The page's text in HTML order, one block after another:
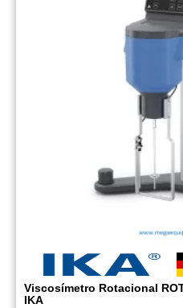
Viscosímetro Rotacional
IKA